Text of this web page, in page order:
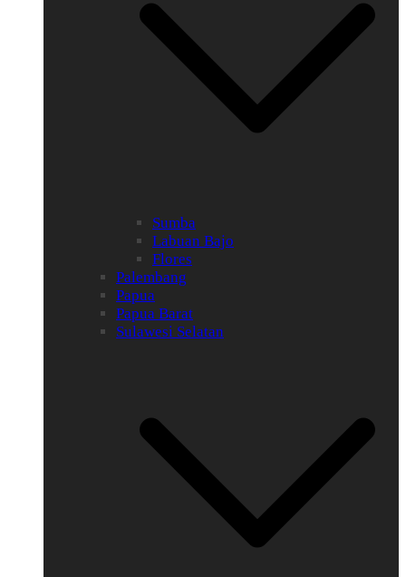
Sumba
Labuan Bajo
Flores
Palembang
Papua
Papua Barat
Sulawesi Selatan